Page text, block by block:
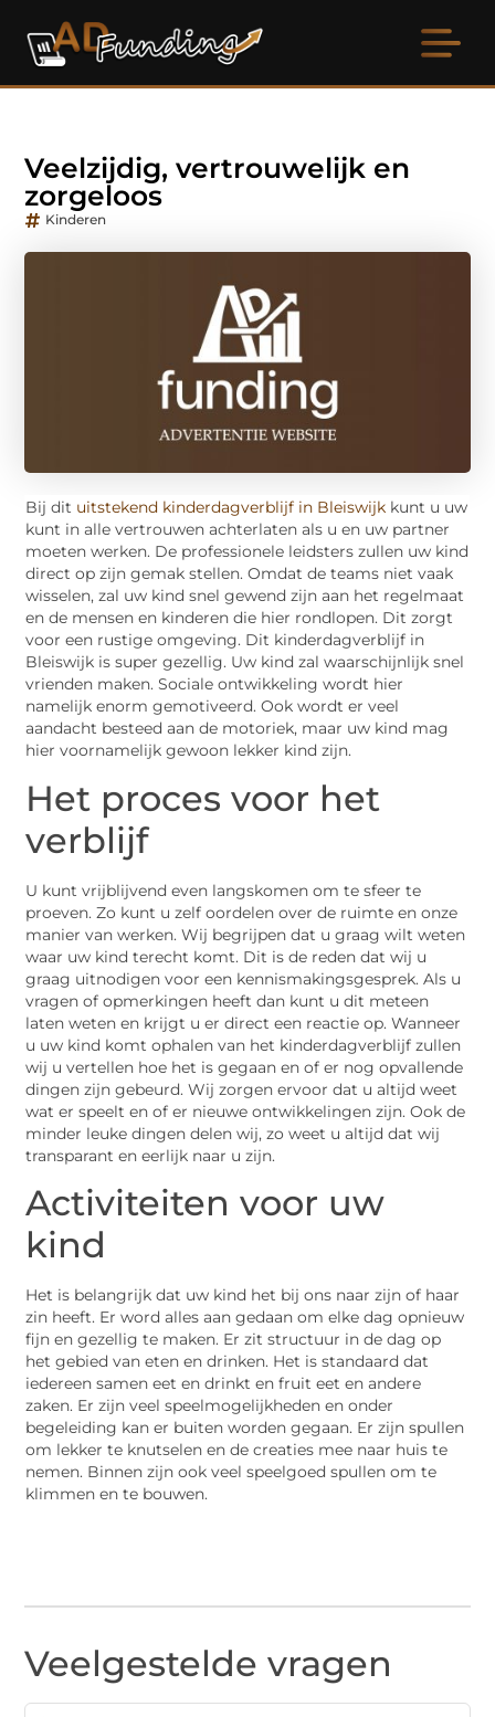
Veelzijdig, vertrouwelijk en
zorgeloos
Kinderen
Bij dit uitstekend kinderdagverblijf in Bleiswijk kunt u uw
kunt in alle vertrouwen achterlaten als u en uw partner
moeten werken. De professionele leidsters zullen uw kind
direct op zijn gemak stellen. Omdat de teams niet vaak
wisselen, zal uw kind snel gewend zijn aan het regelmaat
en de mensen en kinderen die hier rondlopen. Dit zorgt
voor een rustige omgeving. Dit kinderdagverblijf in
Bleiswijk is super gezellig. Uw kind zal waarschijnlijk snel
vrienden maken. Sociale ontwikkeling wordt hier
namelijk enorm gemotiveerd. Ook wordt er veel
aandacht besteed aan de motoriek, maar uw kind mag
hier voornamelijk gewoon lekker kind zijn.
Het proces voor het
verblijf
U kunt vrijblijvend even langskomen om te sfeer te
proeven. Zo kunt u zelf oordelen over de ruimte en onze
manier van werken. Wij begrijpen dat u graag wilt weten
waar uw kind terecht komt. Dit is de reden dat wij u
graag uitnodigen voor een kennismakingsgesprek. Als u
vragen of opmerkingen heeft dan kunt u dit meteen
laten weten en krijgt u er direct een reactie op. Wanneer
u uw kind komt ophalen van het kinderdagverblijf zullen
wij u vertellen hoe het is gegaan en of er nog opvallende
dingen zijn gebeurd. Wij zorgen ervoor dat u altijd weet
wat er speelt en of er nieuwe ontwikkelingen zijn. Ook de
minder leuke dingen delen wij, zo weet u altijd dat wij
transparant en eerlijk naar u zijn.
Activiteiten voor uw
kind
Het is belangrijk dat uw kind het bij ons naar zijn of haar
zin heeft. Er word alles aan gedaan om elke dag opnieuw
fijn en gezellig te maken. Er zit structuur in de dag op
het gebied van eten en drinken. Het is standaard dat
iedereen samen eet en drinkt en fruit eet en andere
zaken. Er zijn veel speelmogelijkheden en onder
begeleiding kan er buiten worden gegaan. Er zijn spullen
om lekker te knutselen en de creaties mee naar huis te
nemen. Binnen zijn ook veel speelgoed spullen om te
klimmen en te bouwen.
Veelgestelde vragen